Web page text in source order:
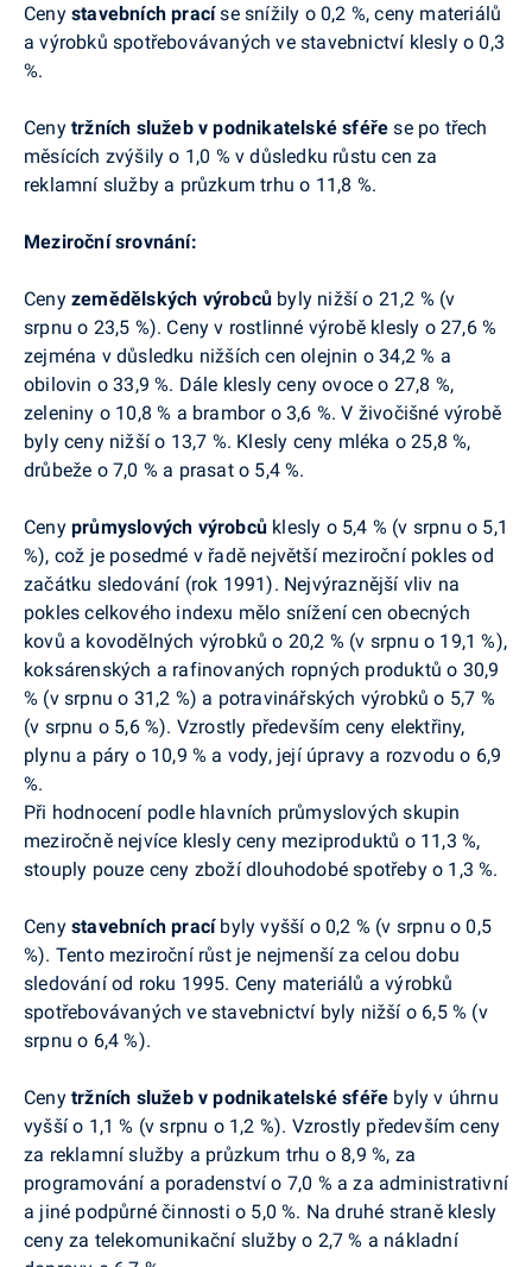
Ceny stavebních pracíse snížily o 0,2 %, ceny materiálů
a výrobků spotřebovávaných ve stavebnictví klesly o 0,3
%.
Ceny tržních služeb v podnikatelské sféřese po třech
měsících zvýšily o 1,0 % v důsledku růstu cen za
reklamní služby a průzkum trhu o 11,8 %.
Meziroční srovnání:
Ceny zemědělských výrobců byly nižší o 21,2 % (v
srpnu o 23,5 %). Ceny v rostlinné výrobě klesly o 27,6 %
zejména v důsledku nižších cen olejnin o 34,2 % a
obilovin o 33,9 %. Dále klesly ceny ovoce o 27,8 %,
zeleniny o 10,8 % a brambor o 3,6 %. V živočišné výrobě
byly ceny nižší o 13,7 %. Klesly ceny mléka o 25,8 %,
drůbeže o 7,0 % a prasat o 5,4 %.
Ceny průmyslových výrobců klesly o 5,4 % (v srpnu o 5,1
%), což je posedmé v řadě největší meziroční pokles od
začátku sledování (rok 1991). Nejvýraznější vliv na
pokles celkového indexu mělo snížení cen obecných
kovů a kovodělných výrobků o 20,2 % (v srpnu o 19,1 %),
koksárenských a rafinovaných ropných produktů o 30,9
% (v srpnu o 31,2 %) a potravinářských výrobků o 5,7 %
(v srpnu o 5,6 %). Vzrostly především ceny elektřiny,
plynu a páry o 10,9 % a vody, její úpravy a rozvodu o 6,9
%.
Při hodnocení podle hlavních průmyslových skupin
meziročně nejvíce klesly ceny meziproduktů o 11,3 %,
stouply pouze ceny zboží dlouhodobé spotřeby o 1,3 %.
Ceny stavebních pracíbyly vyšší o 0,2 % (v srpnu o 0,5
%). Tento meziroční růst je nejmenší za celou dobu
sledování od roku 1995. Ceny materiálů a výrobků
spotřebovávaných ve stavebnictví byly nižší o 6,5 % (v
srpnu o 6,4 %).
Ceny tržních služeb v podnikatelské sféře byly v úhrnu
vyšší o 1,1 % (v srpnu o 1,2 %). Vzrostly především ceny
za reklamní služby a průzkum trhu o 8,9 %, za
programování a poradenství o 7,0 % a za administrativní
a jiné podpůrné činnosti o 5,0 %. Na druhé straně klesly
ceny za telekomunikační služby o 2,7 % a nákladní